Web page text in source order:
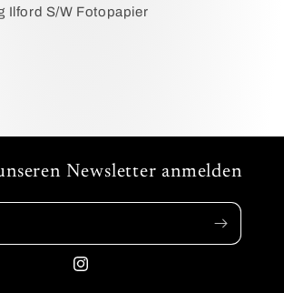
Ilford S/W Fotopapier
Newsletter anmelden
Instagram